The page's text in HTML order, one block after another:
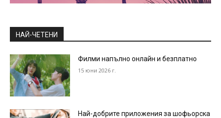
НАЙ-ЧЕТЕНИ
Филми напълно онлайн и безплатно
15 юни 2026 г.
Най-добрите приложения за шофьорска